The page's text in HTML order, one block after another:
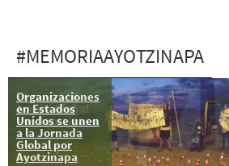
#MEMORIAAYOTZINAPA
Organizaciones
en Estados
Unidos se unen
a la Jornada
Global por
Ayotzinapa
26 nov: 110
Acción Global
por Ayotzinapa